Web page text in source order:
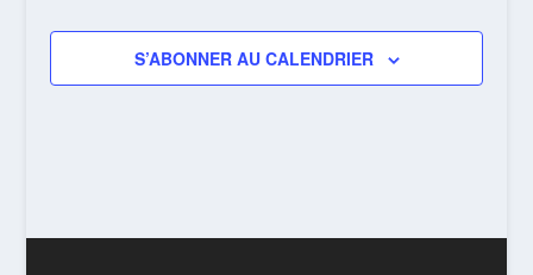
S’ABONNER AU CALENDRIER